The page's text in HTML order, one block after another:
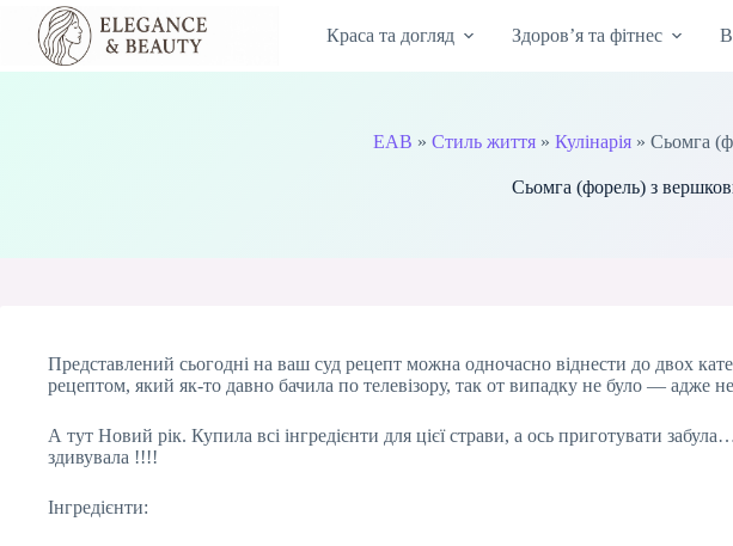
Перейти
вмісту
Краса та догляд Здоров’я та фітнес
EAB » Стиль життя» Кулінарія» Сьомга
Сьомга (форель) з
Представлений сьогодні на ваш суд рецепт можна одночасно віднести до двох
рецептом, який як-то давно бачила по телевізору, так от випадку не було — адже
А тут Новий рік. Купила всі інгредієнти для цієї страви, а ось приготувати
здивувала !!!!
Інгредієнти: